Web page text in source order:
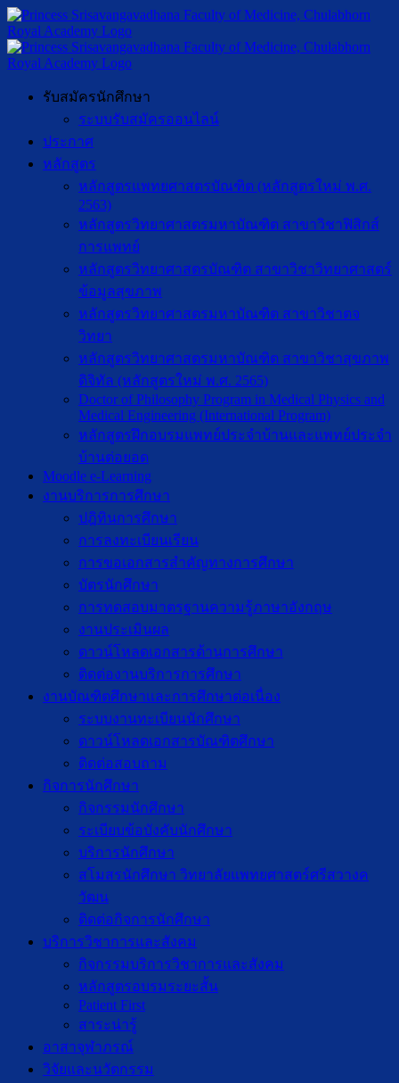
รับสมัครนักศึกษา
ระบบรับสมัครออนไลน์
ประกาศ
หลักสูตร
หลักสูตรแพทยศาสตรบัณฑิต (หลักสูตรใหม่ พ.ศ.
2563)
หลักสูตรวิทยาศาสตรมหาบัณฑิต สาขาวิชาฟิสิกส์
การแพทย์
หลักสูตรวิทยาศาสตรบัณฑิต สาขาวิชาวิทยาศาสตร์
ข้อมูลสุขภาพ
หลักสูตรวิทยาศาสตรมหาบัณฑิต สาขาวิชาตจ
วิทยา
หลักสูตรวิทยาศาสตรมหาบัณฑิต สาขาวิชาสุขภาพ
ดิจิทัล (หลักสูตรใหม่ พ.ศ. 2565)
Doctor of Philosophy Program in Medical Physics and
Medical Engineering (International Program)
หลักสูตรฝึกอบรมแพทย์ประจำบ้านและแพทย์ประจำ
บ้านต่อยอด
Moodle e-Learning
งานบริการการศึกษา
ปฎิทินการศึกษา
การลงทะเบียนเรียน
การขอเอกสารสำคัญทางการศึกษา
บัตรนักศึกษา
การทดสอบมาตรฐานความรู้ภาษาอังกฤษ
งานประเมินผล
ดาวน์โหลดเอกสารด้านการศึกษา
ติดต่องานบริการการศึกษา
งานบัณฑิตศึกษาเเละการศึกษาต่อเนื่อง
ระบบงานทะเบียนนักศึกษา
ดาวน์โหลดเอกสารบัณฑิตศึกษา
ติดต่อสอบถาม
กิจการนักศึกษา
กิจกรรมนักศึกษา
ระเบียบข้อบังคับนักศึกษา
บริการนักศึกษา
สโมสรนักศึกษา วิทยาลัยแพทยศาสตร์ศรีสวางค
วัฒน
ติดต่อกิจการนักศึกษา
บริการวิชาการและสังคม
กิจกรรมบริการวิชาการและสังคม
หลักสูตรอบรมระยะสั้น
Patient First
สาระน่ารู้
อาสาจุฬาภรณ์
วิจัยและนวัตกรรม